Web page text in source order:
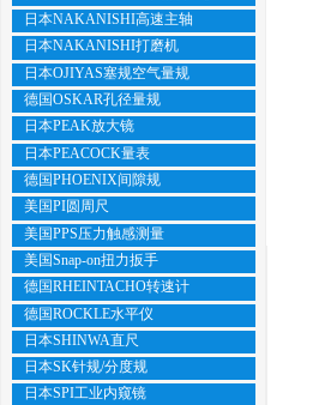
日本NAKANISHI高速主轴
日本NAKANISHI打磨机
日本OJIYAS塞规空气量规
德国OSKAR孔径量规
日本PEAK放大镜
日本PEACOCK量表
德国PHOENIX间隙规
美国PI圆周尺
美国PPS压力触感测量
美国Snap-on扭力扳手
德国RHEINTACHO转速计
德国ROCKLE水平仪
日本SHINWA直尺
日本SK针规/分度规
日本SPI工业内窥镜